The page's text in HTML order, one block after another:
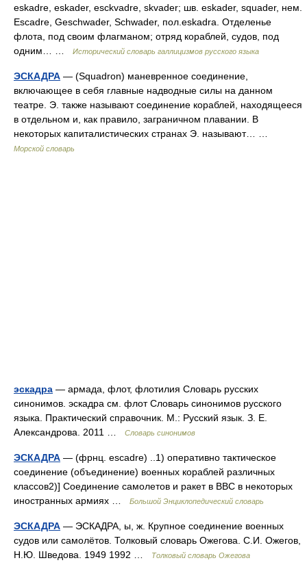
eskadre, eskader, esckvadre, skvader; шв. eskader, squader, нем.
Escadre, Geschwader, Schwader, пол.eskadra. Отделенье
флота, под своим флагманом; отряд кораблей, судов, под
одним… …
Исторический словарь галлицизмов русского языка
ЭСКАДРА — (Squadron) маневренное соединение,
включающее в себя главные надводные силы на данном
театре. Э. также называют соединение кораблей, находящееся
в отдельном и, как правило, заграничном плавании. В
некоторых капиталистических странах Э. называют… …
Морской словарь
эскадра — армада, флот, флотилия Словарь русских
синонимов. эскадра см. флот Словарь синонимов русского
языка. Практический справочник. М.: Русский язык. З. Е.
Александрова. 2011 …
Словарь синонимов
ЭСКАДРА — (фрнц. escadre) ..1) оперативно тактическое
соединение (объединение) военных кораблей различных
классов2)] Соединение самолетов и ракет в ВВС в некоторых
иностранных армиях …
Большой Энциклопедический словарь
ЭСКАДРА — ЭСКАДРА, ы, ж. Крупное соединение военных
судов или самолётов. Толковый словарь Ожегова. С.И. Ожегов,
Н.Ю. Шведова. 1949 1992 …
Толковый словарь Ожегова